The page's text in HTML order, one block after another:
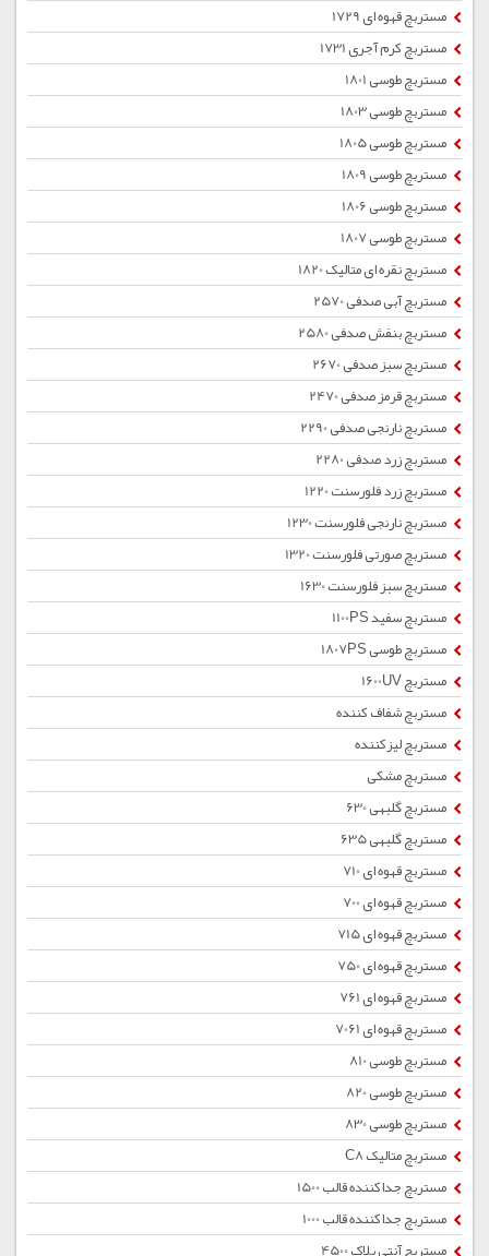
مستربچ قهوه ای 1729
مستربچ کرم آجری 1731
مستربچ طوسی 1801
مستربچ طوسی 1803
مستربچ طوسی 1805
مستربچ طوسی 1809
مستربچ طوسی 1806
مستربچ طوسی 1807
مستربچ نقره ای متالیک 1820
مستربچ آبی صدفی 2570
مستربچ بنفش صدفی 2580
مستربچ سبز صدفی 2670
مستربچ قرمز صدفی 2470
مستربچ نارنجی صدفی 2290
مستربچ زرد صدفی 2280
مستربچ زرد فلورسنت 1220
مستربچ نارنجی فلورسنت 1230
مستربچ صورتی فلورسنت 1320
مستربچ سبز فلورسنت 1630
مستربچ سفید 1100PS
مستربچ طوسی 1807PS
مستربچ 1600UV
مستربچ شفاف کننده
مستربچ لیزکننده
مستربچ مشکی
مستربچ گلبهی 630
مستربچ گلبهی 635
مستربچ قهوه ای 710
مستربچ قهوه ای 700
مستربچ قهوه ای 715
مستربچ قهوه ای 750
مستربچ قهوه ای 761
مستربچ قهوه ای 7061
مستربچ طوسی 810
مستربچ طوسی 820
مستربچ طوسی 830
مستربچ متالیک C8
مستربچ جداکننده قالب 1500
مستربچ جداکننده قالب 1000